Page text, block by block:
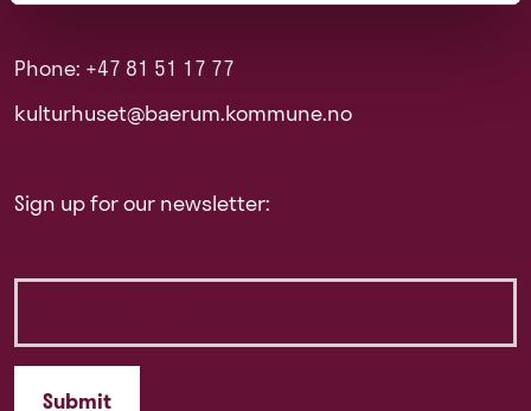
Phone: +47 81 51 17 77
kulturhuset@baerum.kommune.no
Sign up for our newsletter: